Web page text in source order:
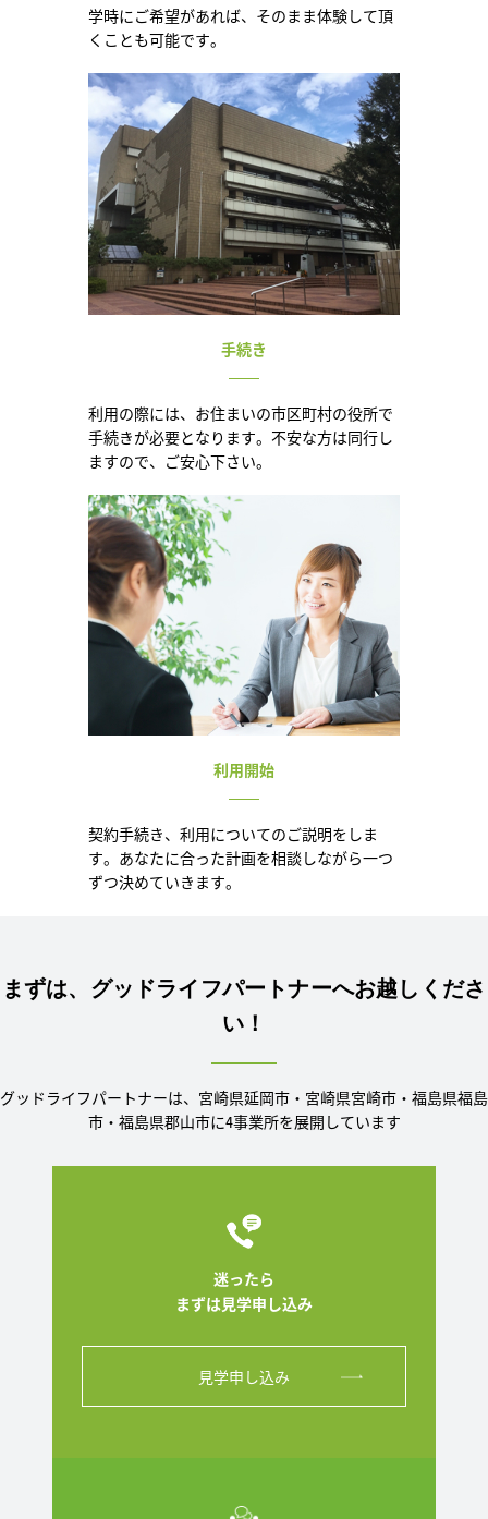
学時にご希望があれば、そのまま体験して頂
くことも可能です。
手続き
利用の際には、お住まいの市区町村の役所で
手続きが必要となります。不安な方は同行し
ますので、ご安心下さい。
利用開始
契約手続き、利用についてのご説明をしま
す。あなたに合った計画を相談しながら一つ
ずつ決めていきます。
まずは、グッドライフパートナーへお越しくださ
い！
グッドライフパートナーは、宮崎県延岡市・宮崎県宮崎市・福島県福島
市・福島県郡山市に4事業所を展開しています
迷ったら
まずは見学申し込み
見学申し込み